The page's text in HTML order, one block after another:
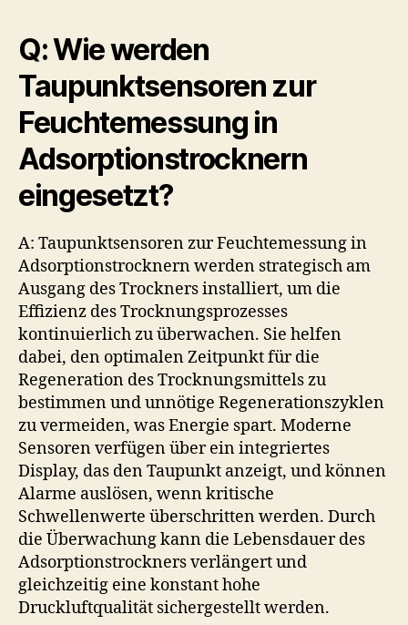
Q: Wie werden
Taupunktsensoren zur
Feuchtemessung in
Adsorptionstrocknern
eingesetzt?
A: Taupunktsensoren zur Feuchtemessung in
Adsorptionstrocknern werden strategisch am
Ausgang des Trockners installiert, um die
Effizienz des Trocknungsprozesses
kontinuierlich zu überwachen. Sie helfen
dabei, den optimalen Zeitpunkt für die
Regeneration des Trocknungsmittels zu
bestimmen und unnötige Regenerationszyklen
zu vermeiden, was Energie spart. Moderne
Sensoren verfügen über ein integriertes
Display, das den Taupunkt anzeigt, und können
Alarme auslösen, wenn kritische
Schwellenwerte überschritten werden. Durch
die Überwachung kann die Lebensdauer des
Adsorptionstrockners verlängert und
gleichzeitig eine konstant hohe
Druckluftqualität sichergestellt werden.